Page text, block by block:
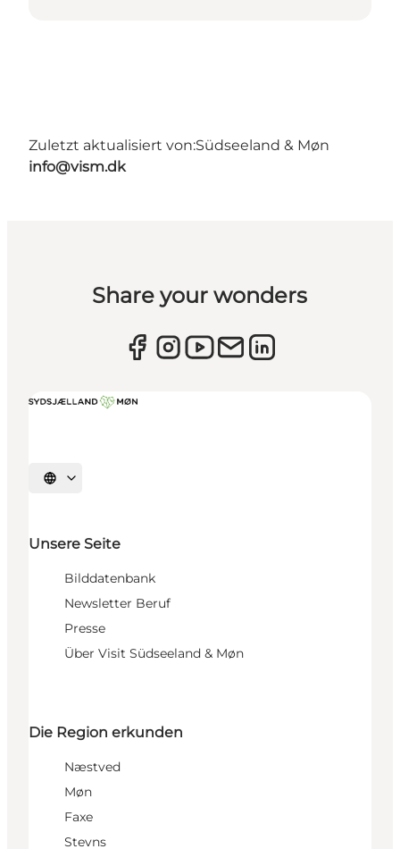
Zuletzt aktualisiert von:Südseeland & Møn
info@vism.dk
Share your wonders
Sprache auswählen
Unsere Seite
Bilddatenbank
Newsletter Beruf
Presse
Über Visit Südseeland & Møn
Die Region erkunden
Næstved
Møn
Faxe
Stevns